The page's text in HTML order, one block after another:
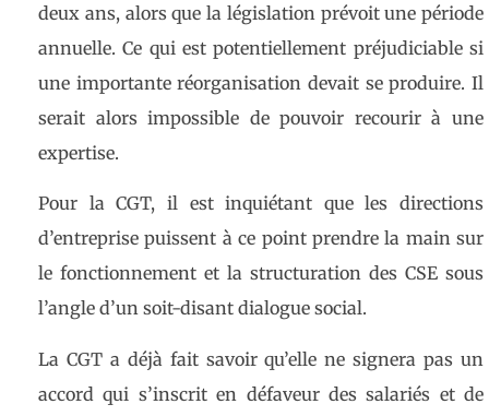
deux ans, alors que la législation prévoit une période
annuelle. Ce qui est potentiellement préjudiciable si
une importante réorganisation devait se produire. Il
serait alors impossible de pouvoir recourir à une
expertise.
Pour la CGT, il est inquiétant que les directions
d’entreprise puissent à ce point prendre la main sur
le fonctionnement et la structuration des CSE sous
l’angle d’un soit-disant dialogue social.
La CGT a déjà fait savoir qu’elle ne signera pas un
accord qui s’inscrit en défaveur des salariés et de